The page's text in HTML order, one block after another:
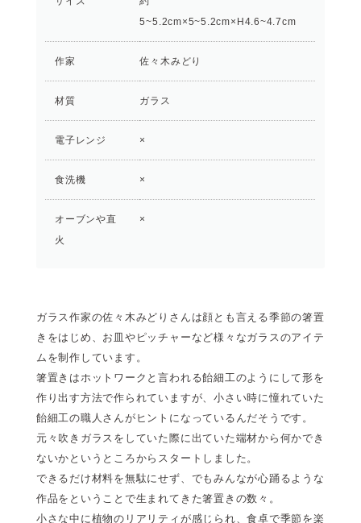
5~5.2cm×5~5.2cm×H4.6~4.7cm
作家 佐々木みどり
材質 ガラス
電子レンジ ×
食洗機 ×
オーブンや直
火
×
ガラス作家の佐々木みどりさんは顔とも言える季節の箸置
きをはじめ、お皿やピッチャーなど様々なガラスのアイテ
ムを制作しています。
箸置きはホットワークと言われる飴細工のようにして形を
作り出す方法で作られていますが、小さい時に憧れていた
飴細工の職人さんがヒントになっているんだそうです。
元々吹きガラスをしていた際に出ていた端材から何かでき
ないかというところからスタートしました。
できるだけ材料を無駄にせず、でもみんなが心踊るような
作品をということで生まれてきた箸置きの数々。
小さな中に植物のリアリティが感じられ、食卓で季節を楽